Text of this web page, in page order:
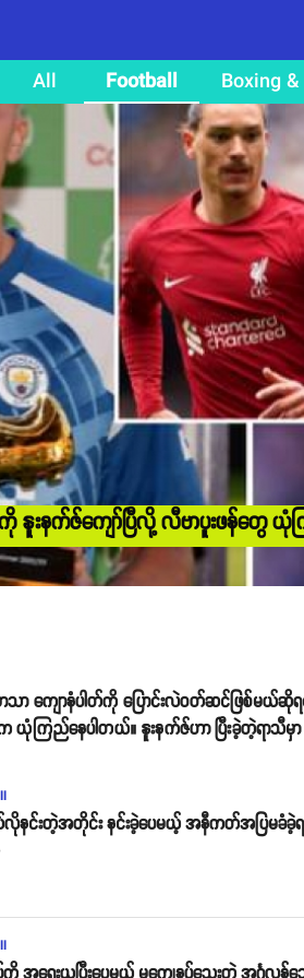
All
Football Boxing
နူးနက်ဇ်ကျော်ပြီလို့ လီဗာပူးဖန်တွေ
ာ ကျောနံပါတ်ကို ပြောင်းလဲဝတ်ဆင်ဖြစ်မယ်ဆို
ြည်နေပါတယ်။ နူးနက်ဇ်ဟာ ပြီးခဲ့တဲ့ရာသီမှာ
င်းတဲ့အတိုင်း နင်းခဲ့ပေမယ့် အနီကတ်အပြမခံခဲ့